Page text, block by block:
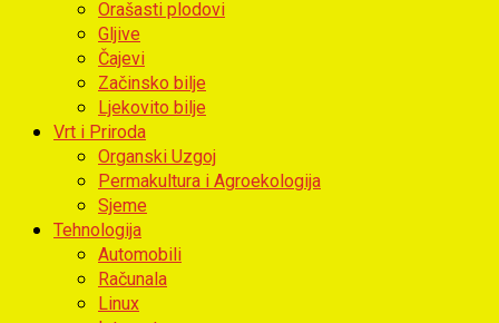
Orašasti plodovi
Gljive
Čajevi
Začinsko bilje
Ljekovito bilje
Vrt i Priroda
Organski Uzgoj
Permakultura i Agroekologija
Sjeme
Tehnologija
Automobili
Računala
Linux